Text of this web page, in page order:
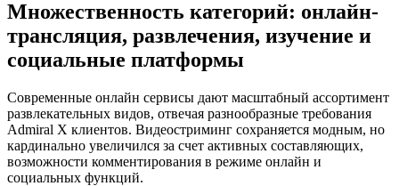
Множественность категорий: онлайн-
трансляция, развлечения, изучение и
социальные платформы
Современные онлайн сервисы дают масштабный ассортимент
развлекательных видов, отвечая разнообразные требования
Admiral X клиентов. Видеостриминг сохраняется модным, но
кардинально увеличился за счет активных составляющих,
возможности комментирования в режиме онлайн и
социальных функций.